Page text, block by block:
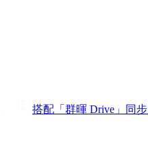
搭配「群暉 Drive」同步